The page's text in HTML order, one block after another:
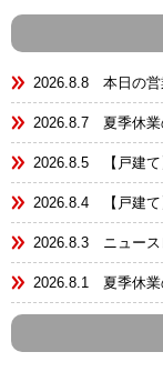
2026.8.8 本日の営
2026.8.7 夏季休業
2026.8.5 【戸建
2026.8.4 【戸建
2026.8.3 ニュー
2026.8.1 夏季休業